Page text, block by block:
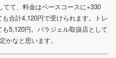
て、料金はベースコースに+330
合計4,120円で受けられます。トレ
5,120円。パラジェル取扱店として
かなと思います。